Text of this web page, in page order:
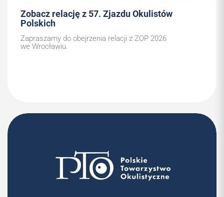
Zobacz relację z 57. Zjazdu Okulistów
Polskich
Zapraszamy do obejrzenia relacji z ZOP 2026
we Wrocławiu.